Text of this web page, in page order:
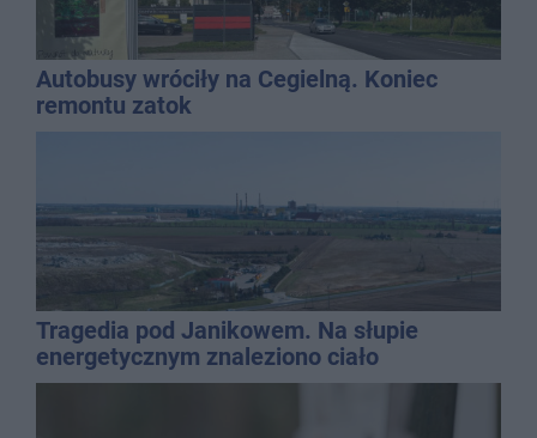
Autobusy wróciły na Cegielną. Koniec
remontu zatok
Tragedia pod Janikowem. Na słupie
energetycznym znaleziono ciało
mężczyzny